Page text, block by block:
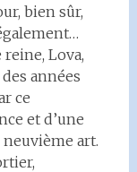
bien sûr,
Lova,
années
ce
et d’une
art.